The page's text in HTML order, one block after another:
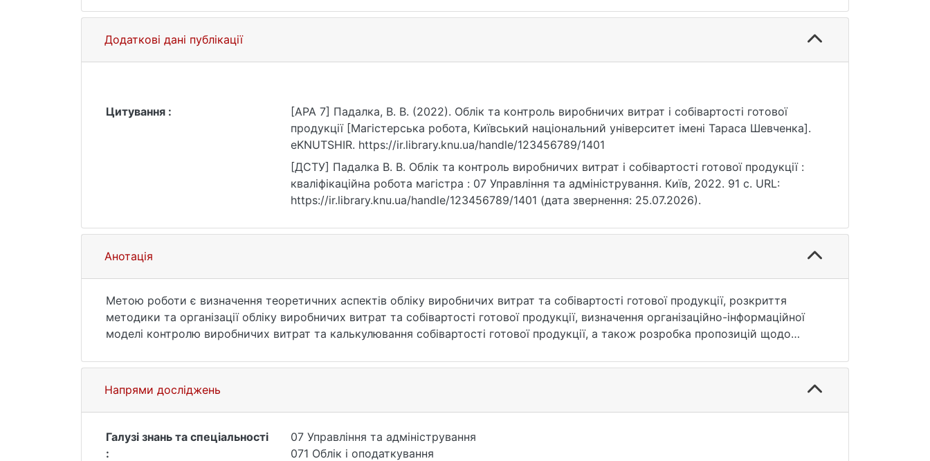
Додаткові дані публікації
Цитування :
[APA 7] Падалка, В. В. (2022). Облік та контроль виробничих витрат і собівартості готової
продукції [Магістерська робота, Київський національний університет імені Тараса Шевченка].
eKNUTSHIR. https://ir.library.knu.ua/handle/123456789/1401
[ДСТУ] Падалка В. В. Облік та контроль виробничих витрат і собівартості готової продукції :
кваліфікаційна робота магістра : 07 Управління та адміністрування. Київ, 2022. 91 с. URL:
https://ir.library.knu.ua/handle/123456789/1401 (дата звернення: 25.07.2026).
Анотація
Метою роботи є визначення теоретичних аспектів обліку виробничих витрат та собівартості готової продукції, розкриття
методики та організації обліку виробничих витрат та собівартості готової продукції, визначення організаційно-інформаційної
моделі контролю виробничих витрат та калькулювання собівартості готової продукції, а також розробка пропозицій щодо
собівартості готової продукції є системним дослідженням і оцінкою усього комплексу економічних показників виробничої
діяльності підприємства.
Напрями досліджень
Галузі знань та спеціальності
:
07 Управління та адміністрування
071 Облік і оподаткування